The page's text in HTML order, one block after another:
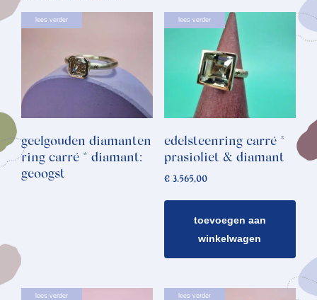
op
lees verder
geelgouden diamanten
ring carré * diamant:
geoogst
lees verder
edelsteenring carré *
prasioliet & diamant
€3.565,00
toevoegen aan
winkelwagen
lees verder lees verder